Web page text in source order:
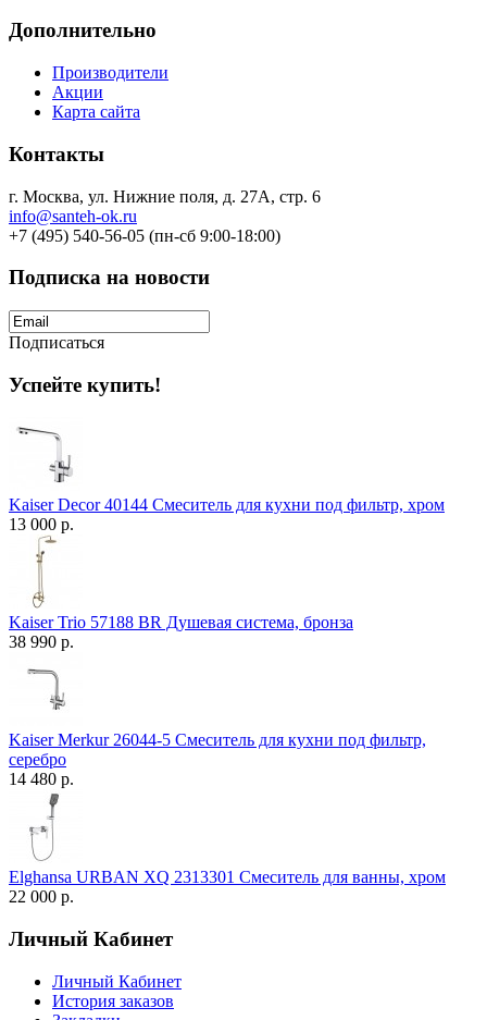
Дополнительно
Производители
Акции
Карта сайта
Контакты
г. Москва, ул. Нижние поля, д. 27А, стр. 6
info@santeh-ok.ru
+7 (495) 540-56-05 (пн-сб 9:00-18:00)
Подписка на новости
Подписаться
Успейте купить!
Kaiser Decor 40144 Смеситель для кухни под фильтр, хром
13 000 р.
Kaiser Trio 57188 BR Душевая система, бронза
38 990 р.
Kaiser Merkur 26044-5 Смеситель для кухни под фильтр,
серебро
14 480 р.
Elghansa URBAN XQ 2313301 Смеситель для ванны, хром
22 000 р.
Личный Кабинет
Личный Кабинет
История заказов